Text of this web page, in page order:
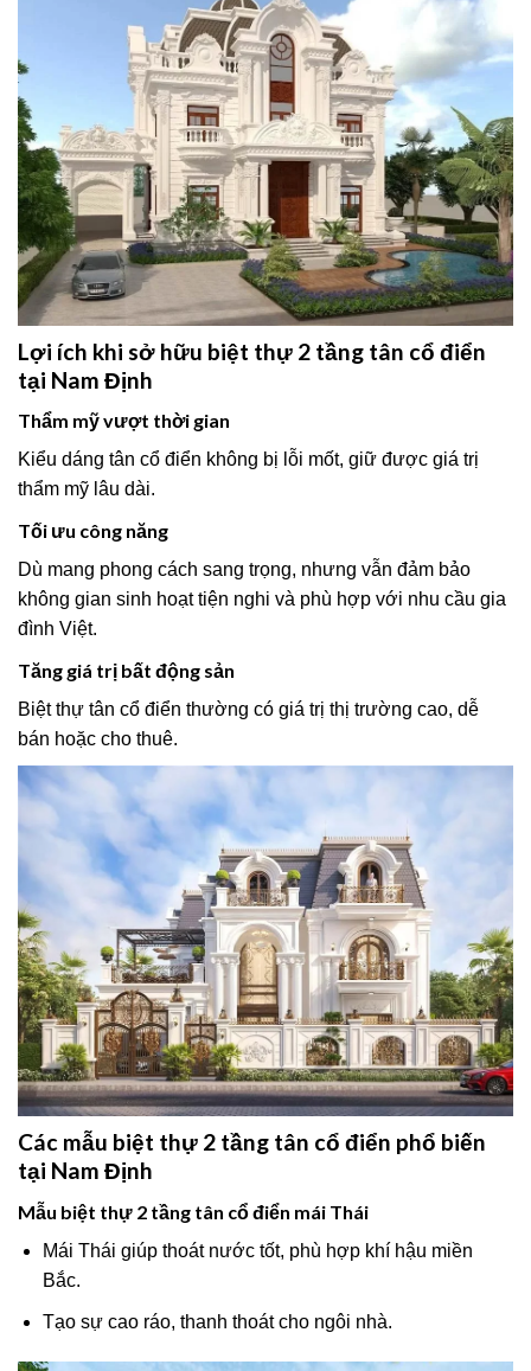
Lợi ích khi sở hữu biệt thự 2 tầng tân cổ điển
tại Nam Định
Thẩm mỹ vượt thời gian
Kiểu dáng tân cổ điển không bị lỗi mốt, giữ được giá trị
thẩm mỹ lâu dài.
Tối ưu công năng
Dù mang phong cách sang trọng, nhưng vẫn đảm bảo
không gian sinh hoạt tiện nghi và phù hợp với nhu cầu gia
đình Việt.
Tăng giá trị bất động sản
Biệt thự tân cổ điển thường có giá trị thị trường cao, dễ
bán hoặc cho thuê.
Các mẫu biệt thự 2 tầng tân cổ điển phổ biến
tại Nam Định
Mẫu biệt thự 2 tầng tân cổ điển mái Thái
Mái Thái giúp thoát nước tốt, phù hợp khí hậu miền
Bắc.
Tạo sự cao ráo, thanh thoát cho ngôi nhà.